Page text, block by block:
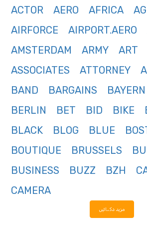
ACTOR
AERO AFRICA
AIRFORCE
AIRPORT.AERO
AMSTERDAM
ARMY ART
ASSOCIATES
ATTORNEY
BAND
BARGAINS BAYERN
BERLIN
BET BID BIKE
BLACK
BLOG BLUE
BOUTIQUE
BRUSSELS
BUSINESS
BUZZ BZH
CAMERA
مزید دکھائیں